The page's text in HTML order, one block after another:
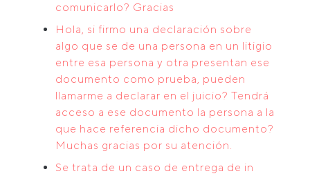
comunicarlo? Gracias
Hola, si firmo una declaración sobre
algo que se de una persona en un litigio
entre esa persona y otra presentan ese
documento como prueba, pueden
llamarme a declarar en el juicio? Tendrá
acceso a ese documento la persona a la
que hace referencia dicho documento?
Muchas gracias por su atención.
Se trata de un caso de entrega de in